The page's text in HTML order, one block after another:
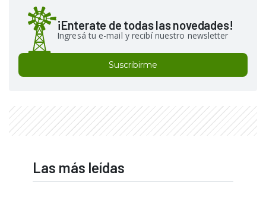
¡Enterate de todas las novedades!
Ingresá tu e-mail y recibí nuestro newsletter
Suscribirme
Las más leídas